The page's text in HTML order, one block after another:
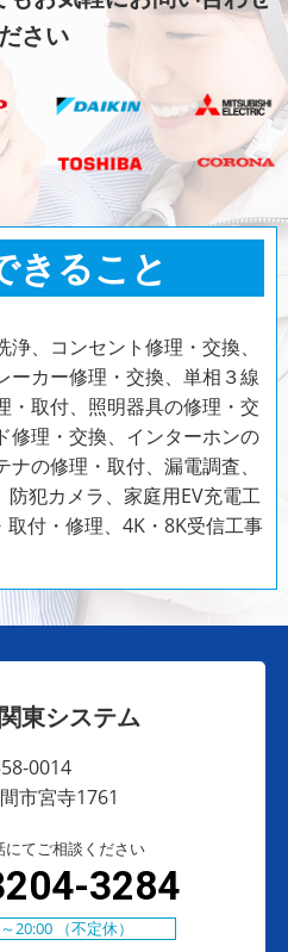
さい
きること
、コンセント修理・交換、
ーカー修理・交換、単相３線
・取付、照明器具の修理・交
修理・交換、インターホンの
の修理・取付、漏電調査、
犯カメラ、家庭用EV充電工
付・修理、4K・8K受信工事
東システム
0014
市宮寺1761
にてご相談ください
3284
20:00 （不定休）